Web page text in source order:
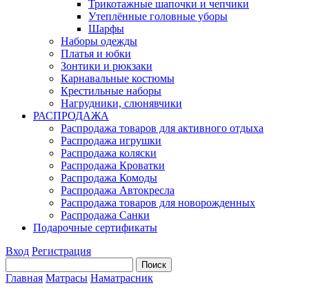
Трикотажные шапочки и чепчики
Утеплённые головные уборы
Шарфы
Наборы одежды
Платья и юбки
Зонтики и рюкзаки
Карнавальные костюмы
Крестильные наборы
Нагрудники, слюнявчики
РАСПРОДАЖА
Распродажа товаров для активного отдыха
Распродажа игрушки
Распродажа коляски
Распродажа Кроватки
Распродажа Комоды
Распродажа Автокресла
Распродажа товаров для новорожденных
Распродажа Санки
Подарочные сертификаты
Вход Регистрация
Главная Матрасы Наматрасник